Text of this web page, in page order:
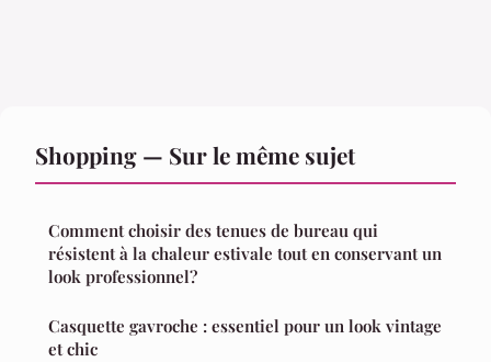
Shopping — Sur le même sujet
Comment choisir des tenues de bureau qui
résistent à la chaleur estivale tout en conservant un
look professionnel?
Casquette gavroche : essentiel pour un look vintage
et chic